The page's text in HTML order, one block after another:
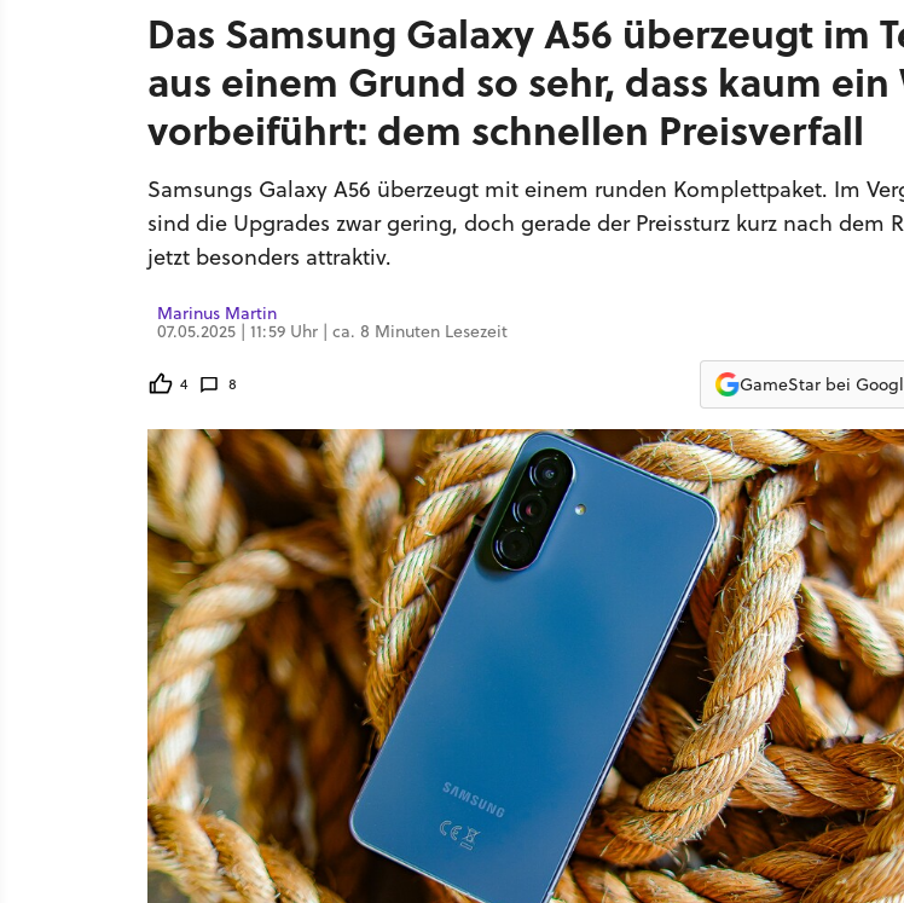
Das Samsung Galaxy A56 überzeugt im
aus einem Grund so sehr, dass kaum ein
vorbeiführt: dem schnellen Preisverfall
Samsungs Galaxy A56 überzeugt mit einem runden Komplettpaket. Im
sind die Upgrades zwar gering, doch gerade der Preissturz kurz nach dem
jetzt besonders attraktiv.
Marinus Martin
07.05.2025 | 11:59 Uhr | ca. 8 Minuten Lesezeit
4 8 GameStar bei